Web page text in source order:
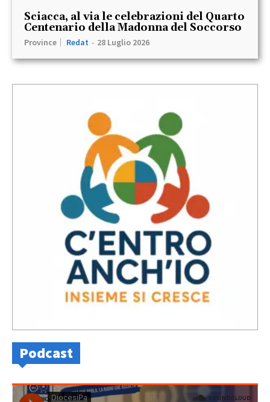
Sciacca, al via le celebrazioni del Quarto
Centenario della Madonna del Soccorso
Province Redat - 28 Luglio 2026
Podcast